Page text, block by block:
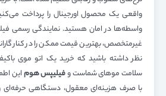
واقعی یک محصول اورجینال را پرداخت
واسطه‌ها در امان هستید. نمایندگی رسمی
غیرمتخصص، بهترین قیمت ممکن را در کنار
نظر داشته باشید که خرید یک اتو موی
سلامت موهای شماست وفیلیپس هوم این
با صرف هزینه‌ای معقول، دستگاهی حرفه‌ای و